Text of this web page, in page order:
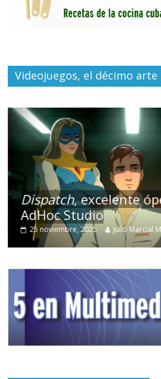
Videojuegos, el décimo arte
ópera prima de
Martínez Hidalgo 0